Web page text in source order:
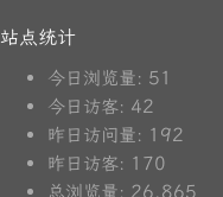
站点统计
今日浏览量: 51
今日访客: 42
昨日访问量: 192
昨日访客: 170
总浏览量: 26,865